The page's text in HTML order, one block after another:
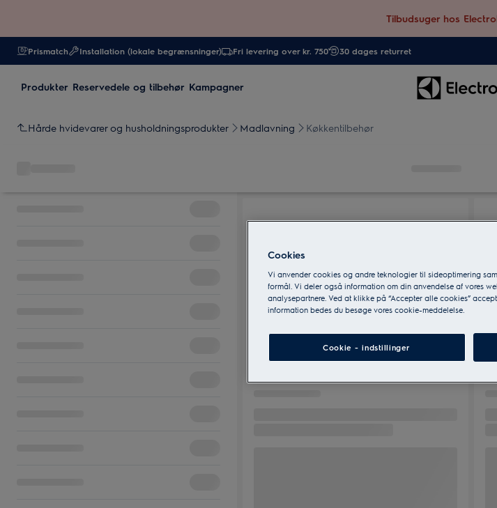
Tilbudsuger hos
Prismatch Installation (lokale begrænsninger) Fri levering over kr. 750 30 dages returret
Produkter Reservedele og tilbehør Kampagner
Hårde hvidevarer og husholdningsprodukter Madlavning Køkkentilbehør
Cookies
Vi anvender cookies og andre teknologier til sideoptimering
formål. Vi deler også information om din anvendelse af vores
analysepartnere. Ved at klikke på “Accepter alle cookies”
information bedes du besøge vores cookie-meddelelse.
Cookie - indstillinger